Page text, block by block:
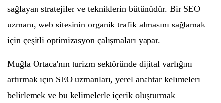
sağlayan stratejiler ve tekniklerin bütünüdür. Bir SEO
uzmanı, web sitesinin organik trafik almasını sağlamak
için çeşitli optimizasyon çalışmaları yapar.
Muğla Ortaca'nın turizm sektöründe dijital varlığını
artırmak için SEO uzmanları, yerel anahtar kelimeleri
belirlemek ve bu kelimelerle içerik oluşturmak